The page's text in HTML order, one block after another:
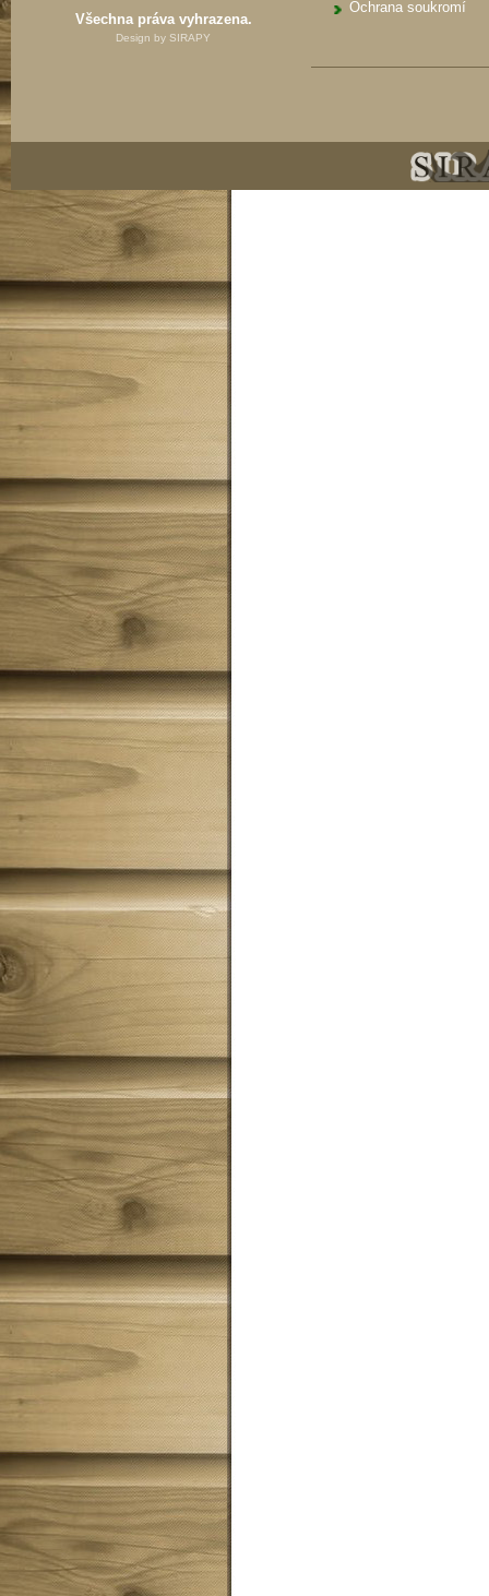
Všechna práva vyhrazena.
Design by SIRAPY
Ochrana soukromí